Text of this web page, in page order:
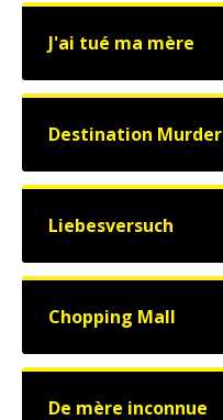
J'ai tué ma mère
Destination Murder
Liebesversuch
Chopping Mall
De mère inconnue